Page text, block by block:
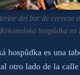
del bar de cerveza
Krkonošská hospůdka en
hospůdka es una
otro lado de la calle